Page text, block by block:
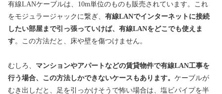
有線LANケーブルは、10m単位のものも販売されています。これ
をモジュラージャックに繋ぎ、 有線LANでインターネットに接続
したい部屋まで引っ張っていけば、有線LANをどこでも使えま
す。この方法だと、床や壁を傷つけません。
むしろ、 マンションやアパートなどの賃貸物件で有線LAN工事を
行う場合、この方法しかできないケースもあります。 ケーブルが
むき出しだと、足を引っかけそうで怖い場合は、塩ビパイプを半